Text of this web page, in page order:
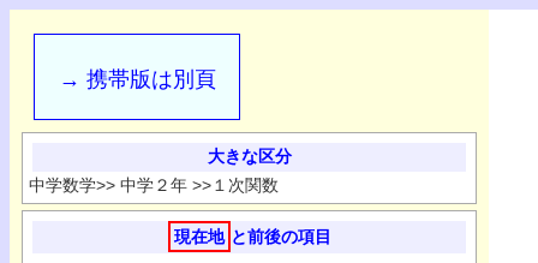
→ 携帯版は別頁
大きな区分
中学数学>> 中学２年 >> １次関数
現在地 と前後の項目